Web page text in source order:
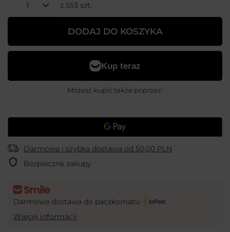
z 553 szt.
DODAJ DO KOSZYKA
Możesz kupić także poprzez:
Darmowa i szybka dostawa od 50,00 PLN
Bezpieczne zakupy
Darmowa dostawa do paczkomatu
Więcej informacji